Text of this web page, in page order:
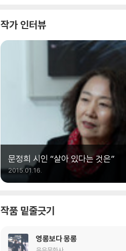
작가 인터뷰
문정희 시인 “살아 있다는 것은”
2015.01.16.
작품 밑줄긋기
영롱보다 몽롱